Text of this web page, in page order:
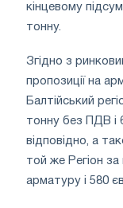
кінцевому
тонну.
Згідно з
пропозиції на
Балтійський
тонну без ПДВ і
відповідно, а
той же Регіон
арматуру і 580